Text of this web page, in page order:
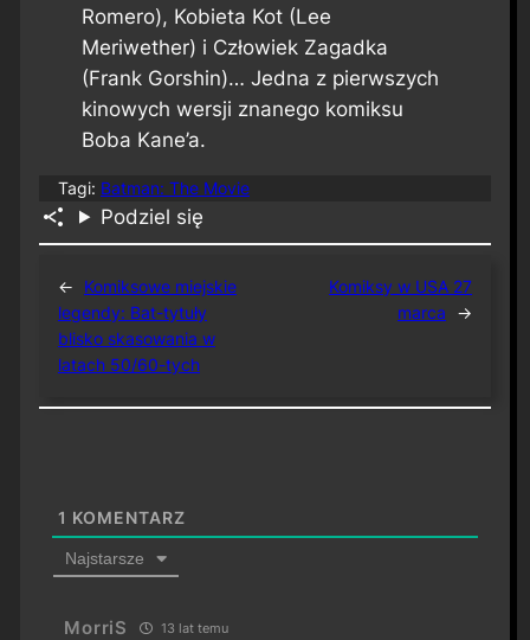
Romero), Kobieta Kot (Lee
Meriwether) i Człowiek Zagadka
(Frank Gorshin)… Jedna z pierwszych
kinowych wersji znanego komiksu
Boba Kane’a.
Tagi: Batman: The Movie
Podziel się
←
Komiksowe miejskie
legendy: Bat-tytuły
blisko skasowania w
latach 50/60-tych
Komiksy w USA 27
marca
→
1 KOMENTARZ
Najstarsze
MorriS 13 lat temu